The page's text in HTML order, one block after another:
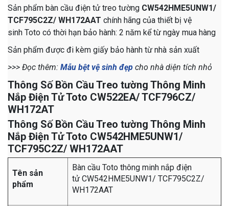
Sản phẩm bàn cầu điện tử treo tường CW542HME5UNW1/
TCF795C2Z/ WH172AAT chính hãng của thiết bị vệ
sinh Toto có thời hạn bảo hành: 2 năm kể từ ngày mua hàng
Sản phẩm được đi kèm giấy bảo hành từ nhà sản xuất
>>> Đọc thêm: Mẫu bệt vệ sinh đẹp cho nhà diện tích nhỏ
Thông Số Bồn Cầu Treo tường Thông Minh
Nắp Điện Tử Toto CW522EA/ TCF796CZ/
WH172AT
Thông Số Bồn Cầu Treo tường Thông Minh
Nắp Điện Tử Toto CW542HME5UNW1/
TCF795C2Z/ WH172AAT
Tên sản
phẩm
Bàn cầu Toto thông minh nắp điện
tử CW542HME5UNW1/ TCF795C2Z/
WH172AAT